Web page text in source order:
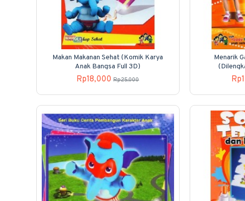
Makan Makanan Sehat (Komik Karya
Anak Bangsa Full 3D)
Rp18,000 Rp25,000
Menarik